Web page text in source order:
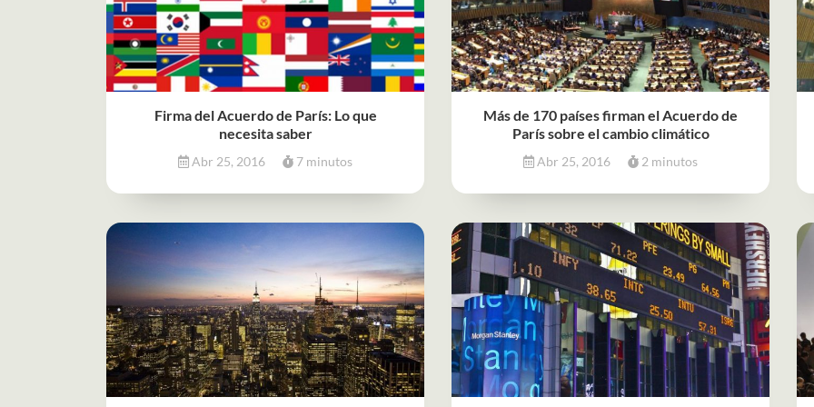
Firma del Acuerdo de París: Lo que
necesita saber
Abr 25, 2016 7 minutos
Más de 170 países firman el Acuerdo de
París sobre el cambio climático
Abr 25, 2016 2 minutos